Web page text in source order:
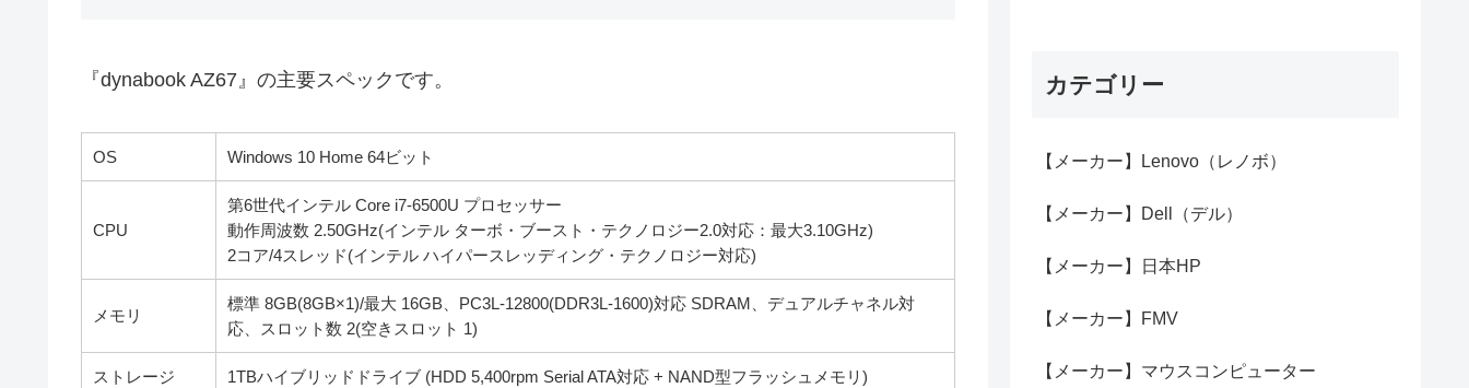
『dynabook AZ67』の主要スペックです。
OS Windows 10 Home 64ビット
CPU
第6世代インテル Core i7-6500U プロセッサー
動作周波数 2.50GHz(インテル ターボ・ブースト・テクノロジー2.0対応：最大3.10GHz)
2コア/4スレッド(インテル ハイパースレッディング・テクノロジー対応)
メモリ
標準 8GB(8GB×1)/最大 16GB、PC3L-12800(DDR3L-1600)対応 SDRAM、デュアルチャネル対
応、スロット数 2(空きスロット 1)
ストレージ 1TBハイブリッドドライブ (HDD 5,400rpm Serial ATA対応 + NAND型フラッシュメモリ)
カテゴリー
【メーカー】Lenovo（レノボ）
【メーカー】Dell（デル）
【メーカー】日本HP
【メーカー】FMV
【メーカー】マウスコンピューター